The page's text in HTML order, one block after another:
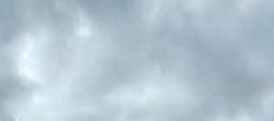
HOMEPAGE
EN -COATING